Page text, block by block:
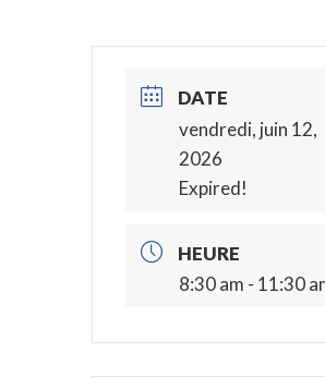
DATE
vendredi, juin 12,
2026
Expired!
HEURE
8:30 am - 11:30